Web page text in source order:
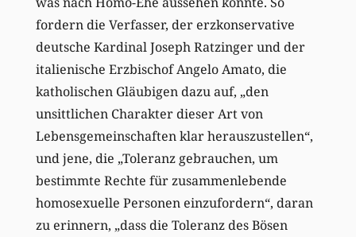
fordern die Verfasser, der erzkonservative
deutsche Kardinal Joseph Ratzinger und der
italienische Erzbischof Angelo Amato, die
katholischen Gläubigen dazu auf, „den
unsittlichen Charakter dieser Art von
Lebensgemeinschaften klar herauszustellen“,
und jene, die „Toleranz gebrauchen, um
bestimmte Rechte für zusammenlebende
homosexuelle Personen einzufordern“, daran
zu erinnern, „dass die Toleranz des Bösen